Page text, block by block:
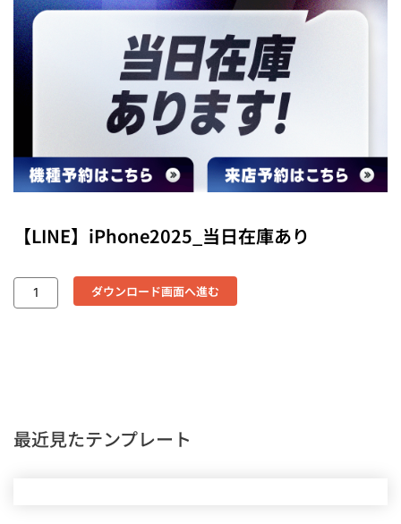
【LINE】iPhone2025_当日在庫あり
ダウンロード画面へ進む
最近見たテンプレート